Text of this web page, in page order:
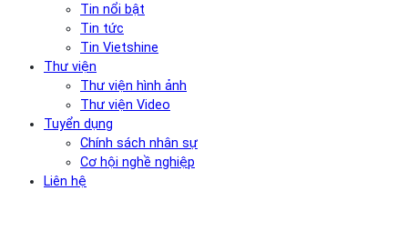
Tin nổi bật
Tin tức
Tin Vietshine
Thư viện
Thư viện hình ảnh
Thư viện Video
Tuyển dụng
Chính sách nhân sự
Cơ hội nghề nghiệp
Liên hệ